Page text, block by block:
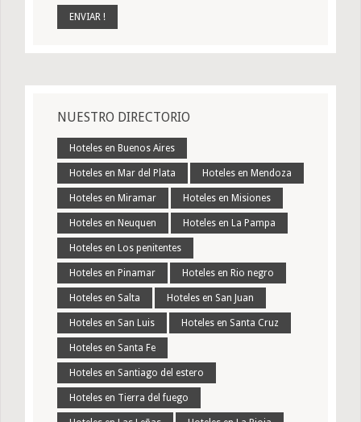
NUESTRO DIRECTORIO
Hoteles en Buenos Aires
Hoteles en Mar del Plata Hoteles en Mendoza
Hoteles en Miramar Hoteles en Misiones
Hoteles en Neuquen Hoteles en La Pampa
Hoteles en Los penitentes
Hoteles en Pinamar Hoteles en Rio negro
Hoteles en Salta Hoteles en San Juan
Hoteles en San Luis Hoteles en Santa Cruz
Hoteles en Santa Fe
Hoteles en Santiago del estero
Hoteles en Tierra del fuego